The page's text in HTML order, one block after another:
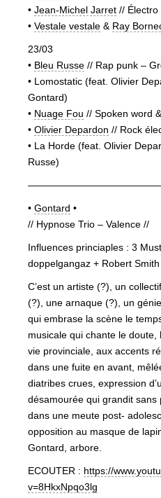
• Jean-Michel Jarret // Électro
• Vestale vestale & Ray
23/03
• Bleu Russe // Rap punk –
• Lomostatic (feat. Olivier
Gontard)
• Nuage Fou // Spoken word
• Olivier Depardon // Rock
• La Horde (feat. Olivier
Russe)
• Gontard •
// Hypnose Trio – Valence //
Influences princiaples : 3
doppelgangaz + Robert Smith
C’est un artiste (?), un
(?), une arnaque (?), un
qui embrase la scène le
musicale qui chante le
vie provinciale, aux accents
dans une fuite en avant,
diatribes crues, expression
désamourée qui grandit sans
dans une meute post-
opposition au masque de
Gontard, arbore.
ECOUTER : https://
v=8HkxNpqo3lg